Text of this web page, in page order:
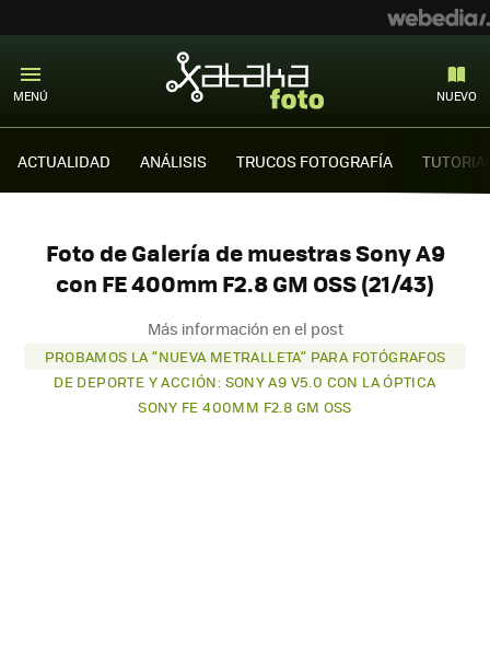
MENÚ NUEVO
ACTUALIDAD ANÁLISIS TRUCOS FOTOGRAFÍA
Foto de Galería de muestras Sony A9
con FE 400mm F2.8 GM OSS (21/43)
Más información en el post
PROBAMOS LA “NUEVA METRALLETA” PARA FOTÓGRAFOS
DE DEPORTE Y ACCIÓN: SONY A9 V5.0 CON LA ÓPTICA
SONY FE 400MM F2.8 GM OSS